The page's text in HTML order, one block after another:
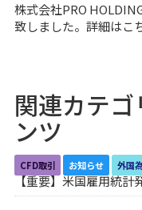
株式会社PRO
致しました。詳細はこ
関連カテ
ンツ
CFD取引 お知らせ 外国
【重要】米国雇用統計